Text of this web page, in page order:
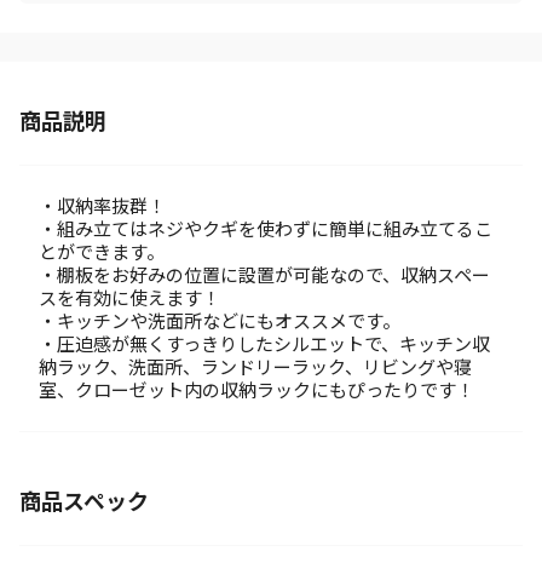
商品説明
・収納率抜群！
・組み立てはネジやクギを使わずに簡単に組み立てるこ
とができます。
・棚板をお好みの位置に設置が可能なので、収納スペー
スを有効に使えます！
・キッチンや洗面所などにもオススメです。
・圧迫感が無くすっきりしたシルエットで、キッチン収
納ラック、洗面所、ランドリーラック、リビングや寝
室、クローゼット内の収納ラックにもぴったりです！
商品スペック